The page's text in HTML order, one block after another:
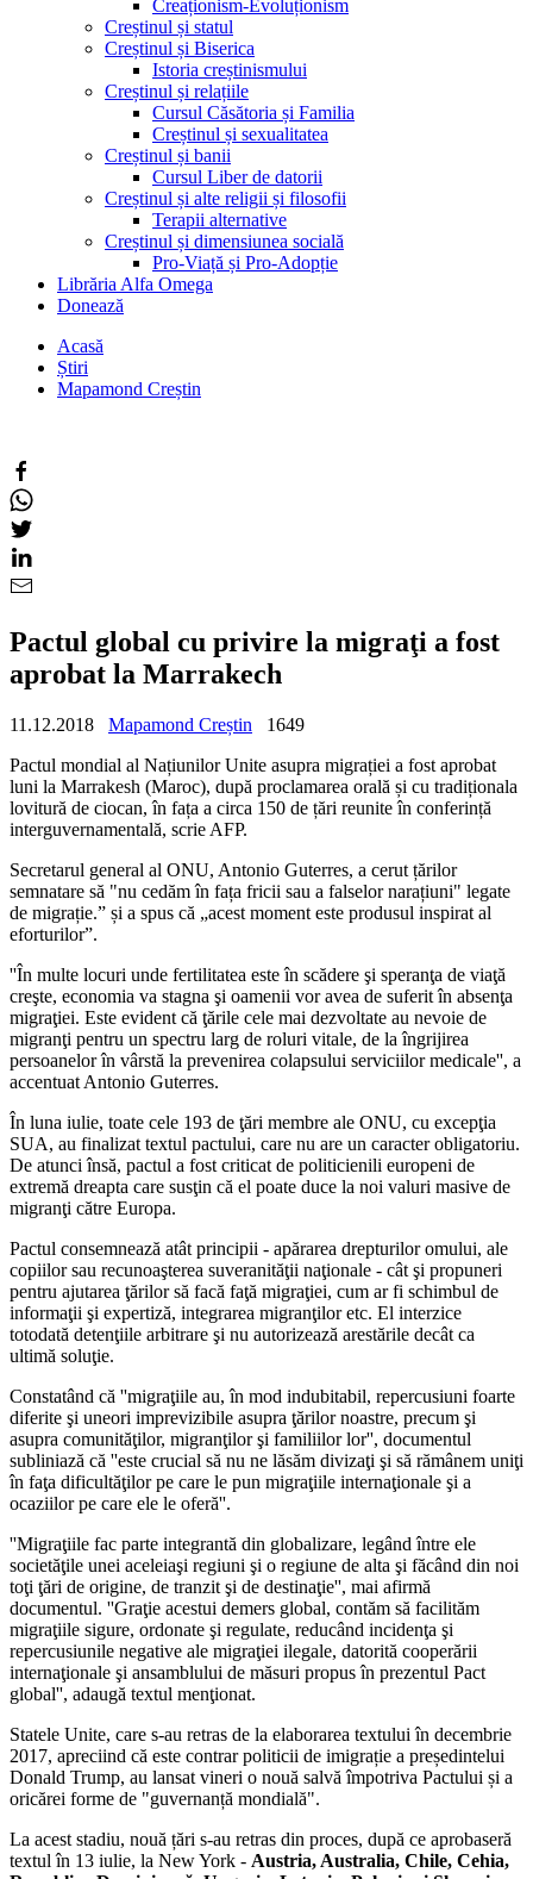
Creaționism-Evoluționism
Creștinul și statul
Creștinul și Biserica
Istoria creștinismului
Creștinul și relațiile
Cursul Căsătoria și Familia
Creștinul și sexualitatea
Creștinul și banii
Cursul Liber de datorii
Creștinul și alte religii și filosofii
Terapii alternative
Creștinul și dimensiunea socială
Pro-Viață și Pro-Adopție
Librăria Alfa Omega
Donează
Acasă
Știri
Mapamond Creștin
Pactul global cu privire la migraţi a fost
aprobat la Marrakech
11.12.2018 Mapamond Creștin
1649
Pactul mondial al Națiunilor Unite asupra migrației a fost aprobat
luni la Marrakesh (Maroc), după proclamarea orală și cu tradiționala
lovitură de ciocan, în fața a circa 150 de țări reunite în conferință
interguvernamentală, scrie AFP.
Secretarul general al ONU, Antonio Guterres, a cerut țărilor
semnatare să "nu cedăm în fața fricii sau a falselor narațiuni" legate
de migrație.” și a spus că „acest moment este produsul inspirat al
eforturilor”.
''În multe locuri unde fertilitatea este în scădere şi speranţa de viaţă
creşte, economia va stagna şi oamenii vor avea de suferit în absenţa
migraţiei. Este evident că ţările cele mai dezvoltate au nevoie de
migranţi pentru un spectru larg de roluri vitale, de la îngrijirea
persoanelor în vârstă la prevenirea colapsului serviciilor medicale'', a
accentuat Antonio Guterres.
În luna iulie, toate cele 193 de ţări membre ale ONU, cu excepţia
SUA, au finalizat textul pactului, care nu are un caracter obligatoriu.
De atunci însă, pactul a fost criticat de politicienili europeni de
extremă dreapta care susţin că el poate duce la noi valuri masive de
migranţi către Europa.
Pactul consemnează atât principii - apărarea drepturilor omului, ale
copiilor sau recunoaşterea suveranităţii naţionale - cât şi propuneri
pentru ajutarea ţărilor să facă faţă migraţiei, cum ar fi schimbul de
informaţii şi expertiză, integrarea migranţilor etc. El interzice
totodată detenţiile arbitrare şi nu autorizează arestările decât ca
ultimă soluţie.
Constatând că ''migraţiile au, în mod indubitabil, repercusiuni foarte
diferite şi uneori imprevizibile asupra ţărilor noastre, precum şi
asupra comunităţilor, migranţilor şi familiilor lor'', documentul
subliniază că ''este crucial să nu ne lăsăm divizaţi şi să rămânem uniţi
în faţa dificultăţilor pe care le pun migraţiile internaţionale şi a
ocaziilor pe care ele le oferă''.
''Migraţiile fac parte integrantă din globalizare, legând între ele
societăţile unei aceleiaşi regiuni şi o regiune de alta şi făcând din noi
toţi ţări de origine, de tranzit şi de destinaţie'', mai afirmă
documentul. ''Graţie acestui demers global, contăm să facilităm
migraţiile sigure, ordonate şi regulate, reducând incidenţa şi
repercusiunile negative ale migraţiei ilegale, datorită cooperării
internaţionale şi ansamblului de măsuri propus în prezentul Pact
global'', adaugă textul menţionat.
Statele Unite, care s-au retras de la elaborarea textului în decembrie
2017, apreciind că este contrar politicii de imigrație a președintelui
Donald Trump, au lansat vineri o nouă salvă împotriva Pactului și a
oricărei forme de "guvernanță mondială".
La acest stadiu, nouă țări s-au retras din proces, după ce aprobaseră
textul în 13 iulie, la New York - Austria, Australia, Chile, Cehia,